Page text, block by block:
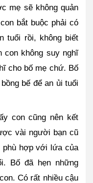
mẹ sẽ không quản
bắt buộc phải có
tuổi rồi, không biết
con không suy nghĩ
cho bố mẹ chứ. Bố
bế để an ủi tuổi
con cũng nên kết
vài người bạn cũ
hợp với lứa của
Bố đã hẹn những
Có rất nhiều cậu